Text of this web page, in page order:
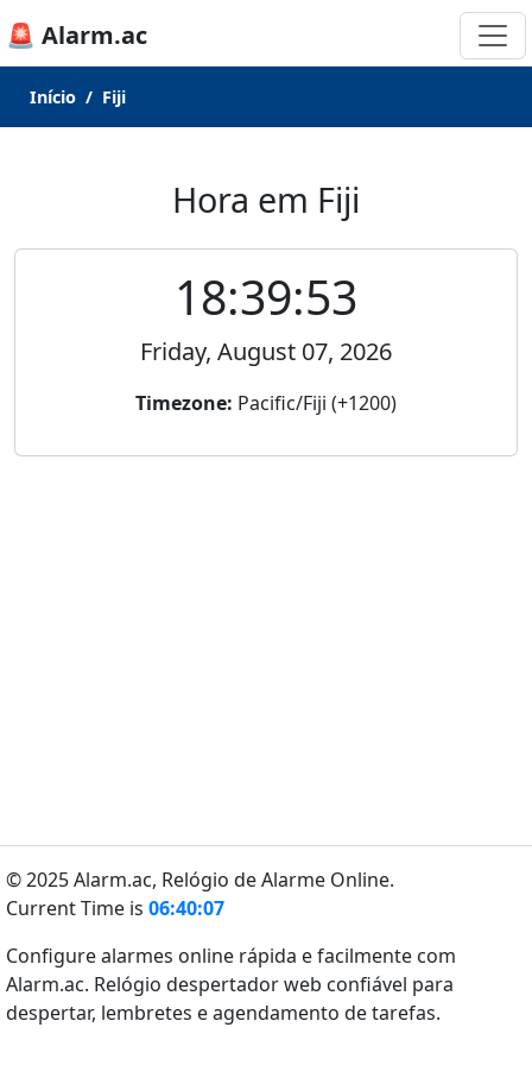
🚨 Alarm.ac
Início Fiji
Hora em Fiji
18:39:53
Friday, August 07, 2026
Timezone: Pacific/Fiji (+1200)
© 2025 Alarm.ac, Relógio de Alarme Online.
Current Time is 06:40:07
Configure alarmes online rápida e facilmente com
Alarm.ac. Relógio despertador web confiável para
despertar, lembretes e agendamento de tarefas.